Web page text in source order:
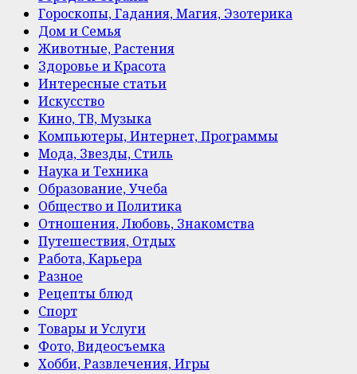
Гороскопы, Гадания, Магия, Эзотерика
Дом и Семья
Животные, Растения
Здоровье и Красота
Интересные статьи
Искусство
Кино, ТВ, Музыка
Компьютеры, Интернет, Программы
Мода, Звезды, Стиль
Наука и Техника
Образование, Учеба
Общество и Политика
Отношения, Любовь, Знакомства
Путешествия, Отдых
Работа, Карьера
Разное
Рецепты блюд
Спорт
Товары и Услуги
Фото, Видеосъемка
Хобби, Развлечения, Игры